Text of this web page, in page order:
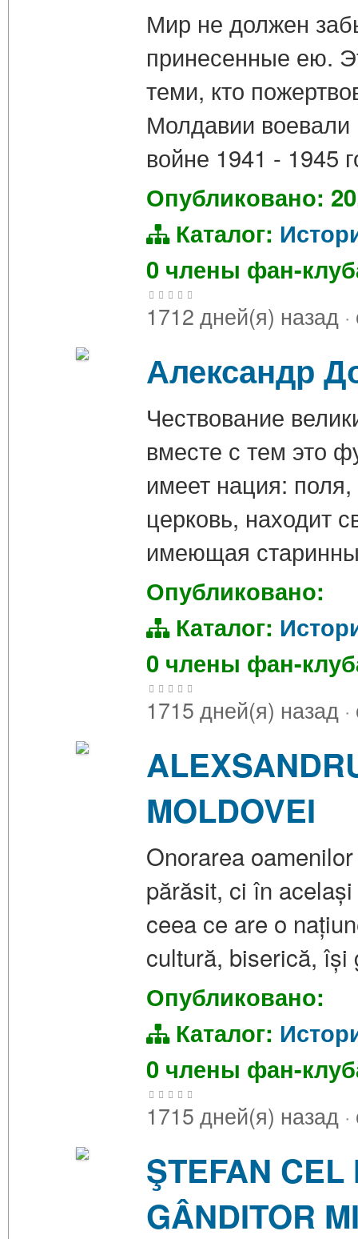
Мир не должен
принесенные ею.
теми, кто
Молдавии
войне 1941 -
Опубликовано:
Каталог:
0 члены фан-
1712 дней(я) назад ·
Александр
Чествование
вместе с тем это
имеет нация:
церковь, находит
имеющая
Опубликовано:
Каталог:
0 члены фан-
1715 дней(я) назад ·
MOLDOVEI
Onorarea
părăsit, ci în
ceea ce are o
cultură, biserică,
Опубликовано:
Каталог:
0 члены фан-
1715 дней(я) назад ·
ŞTEFAN
GÂNDITOR